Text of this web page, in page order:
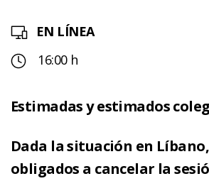
EN LÍNEA
16:00 h
Estimadas y estimados
Dada la situación en
obligados a cancelar la